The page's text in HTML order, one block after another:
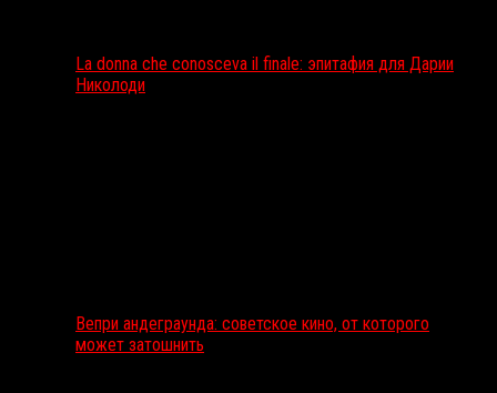
La donna che conosceva il finale: эпитафия для Дарии
Николоди
Вепри андеграунда: советское кино, от которого
может затошнить